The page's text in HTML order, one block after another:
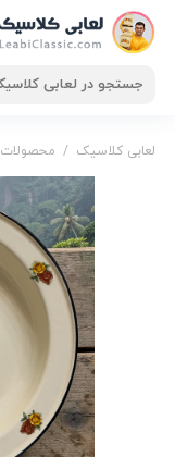
لعابی کلاسیک / محصولات
لعابی دیس قطر 35 گل سرخ